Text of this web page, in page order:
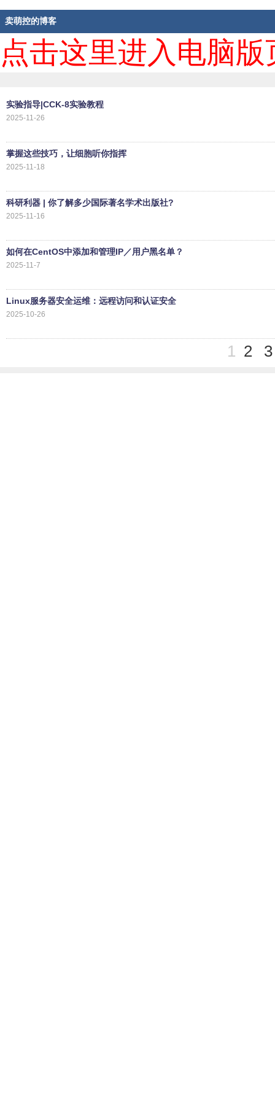
卖萌控的博客
点击这里进入电脑
实验指导|CCK-8实验教程
2025-11-26
掌握这些技巧，让细胞听你指挥
2025-11-18
科研利器 | 你了解多少国际著名学术出版社?
2025-11-16
如何在CentOS中添加和管理IP／用户黑名单？
2025-11-7
Linux服务器安全运维：远程访问和认证安全
2025-10-26
1 2 3